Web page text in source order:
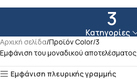
3
Κατηγορίες
Αρχική σελίδα Προϊόν Color 3
Εμφάνιση του μοναδικού αποτελέσματος
Εμφάνιση πλευρικής γραμμής